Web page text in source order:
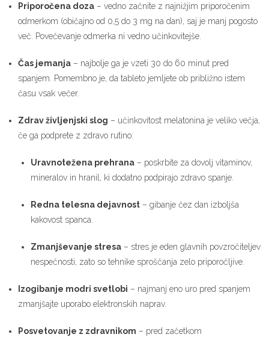
Priporočena doza – vedno začnite z najnižjim priporočenim
odmerkom (običajno od 0,5 do 3 mg na dan), saj je manj pogosto
več. Povečevanje odmerka ni vedno učinkovitejše.
Čas jemanja – najbolje ga je vzeti 30 do 60 minut pred
spanjem. Pomembno je, da tableto jemljete ob približno istem
času vsak večer.
Zdrav življenjski slog – učinkovitost melatonina je veliko večja,
če ga podprete z zdravo rutino:
Uravnotežena prehrana – poskrbite za dovolj vitaminov,
mineralov in hranil, ki dodatno podpirajo zdravo spanje.
Redna telesna dejavnost – gibanje čez dan izboljša
kakovost spanca.
Zmanjševanje stresa – stres je eden glavnih povzročiteljev
nespečnosti, zato so tehnike sproščanja zelo priporočljive.
Izogibanje modri svetlobi – najmanj eno uro pred spanjem
zmanjšajte uporabo elektronskih naprav.
Posvetovanje z zdravnikom – pred začetkom